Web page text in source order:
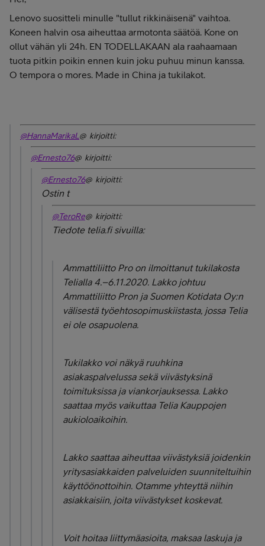
Lenovo suositteli minulle "tullut rikkinäisenä" vaihtoa.
Koneen halvin osa aiheuttaa armotonta säätöä. Kone on
ollut vähän yli 24h. EN TODELLAKAAN ala raahaamaan
tuota pitkin poikin ennen kuin joku puhuu minun kanssa.
O tempora o mores. Made in China ja tukilakot.
@HannaMarikaL @ kirjoitti:
@Ernesto76@ kirjoitti:
@Ernesto76@ kirjoitti:
Ostin t
@TeroRe@ kirjoitti:
Tiedote telia.fi sivuilla:
Ammattiliitto Pro on ilmoittanut tukilakosta
Telialla 4.–6.11.2020. Lakko johtuu
Ammattiliitto Pron ja Suomen Kotidata Oy:n
välisestä työehtosopimuskiistasta, jossa Telia
ei ole osapuolena.
Tukilakko voi näkyä ruuhkina
asiakaspalvelussa sekä viivästyksinä
toimituksissa ja viankorjauksessa. Lakko
saattaa myös vaikuttaa Telia Kauppojen
aukioloaikoihin.
Lakko saattaa aiheuttaa viivästyksiä joidenkin
yritysasiakkaiden palveluiden suunniteltuihin
käyttöönottoihin. Otamme yhteyttä niihin
asiakkaisiin, joita viivästykset koskevat.
Voit hoitaa liittymäasioita, maksaa laskuja ja